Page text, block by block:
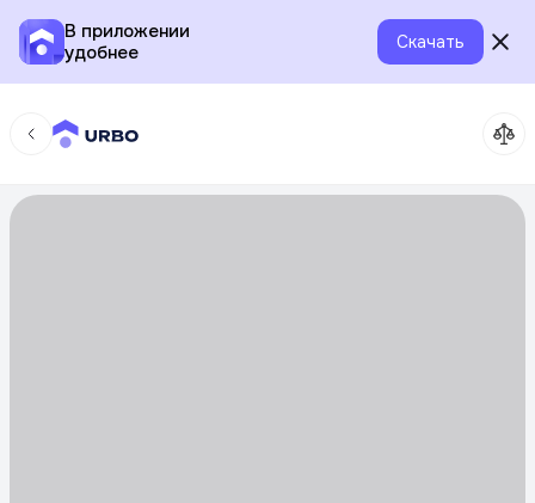
В приложении
удобнее
Скачать